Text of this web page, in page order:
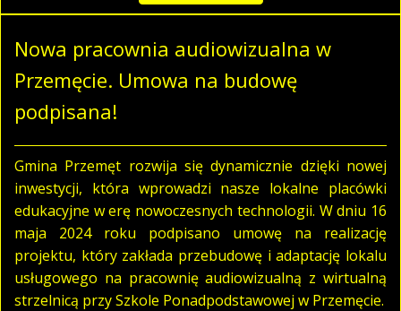
Nowa pracownia audiowizualna w
Przemęcie. Umowa na budowę
podpisana!
Gmina Przemęt rozwija się dynamicznie dzięki nowej
inwestycji, która wprowadzi nasze lokalne placówki
edukacyjne w erę nowoczesnych technologii. W dniu 16
maja 2024 roku podpisano umowę na realizację
projektu, który zakłada przebudowę i adaptację lokalu
usługowego na pracownię audiowizualną z wirtualną
strzelnicą przy Szkole Ponadpodstawowej w Przemęcie.